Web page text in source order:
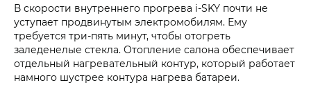
В скорости внутреннего прогрева i‑SKY почти не
уступает продвинутым электромобилям. Ему
требуется три-пять минут, чтобы отогреть
заледенелые стекла. Отопление салона обеспечивает
отдельный нагревательный контур, который работает
намного шустрее контура нагрева батареи.